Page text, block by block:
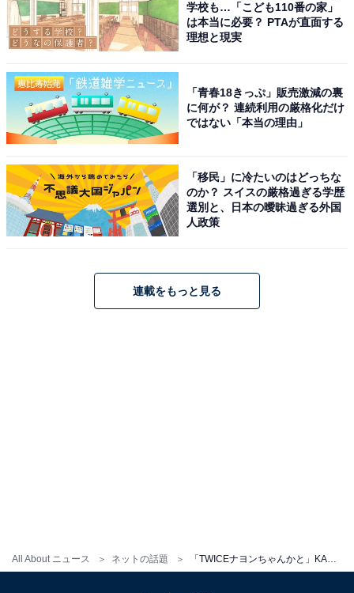
All About ニュース ネットの話題
学校も…「こども110番の家」
は本当に必要？ PTAが直面する
理想と現実
「青春18きっぷ」販売激減の裏
に何が？ 連続利用の厳格化だけ
ではない「本当の理由」
「移民」に冷たいのはどっちな
のか？ スイスの厳格過ぎる学歴
選別と、日本の曖昧過ぎる外国
人政策
連載をもっと見る